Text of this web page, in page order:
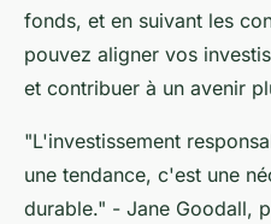
fonds, et en suivant les
pouvez aligner vos
et contribuer à un avenir
"L'investissement
une tendance, c'est une
durable." - Jane Goodall,